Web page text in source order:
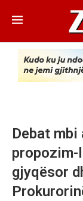
Debat mbi
gjyqësor